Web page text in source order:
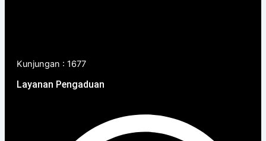
Kunjungan : 1677
Layanan Pengaduan